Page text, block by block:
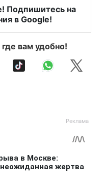
Подпишитесь на
в Google!
вам удобно!